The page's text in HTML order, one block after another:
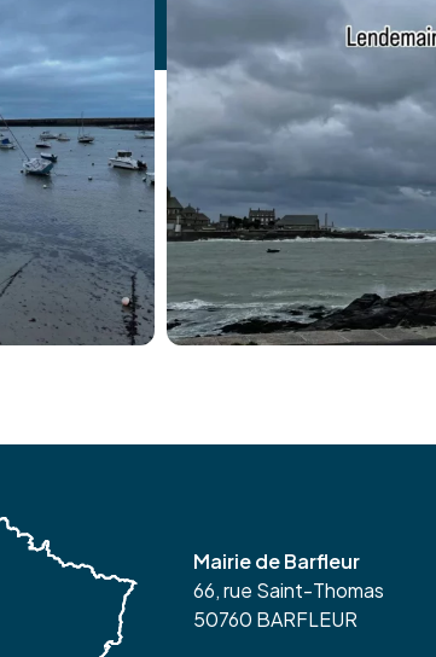
Mairie de Barfleur
66, rue Saint-Thomas
50760 BARFLEUR